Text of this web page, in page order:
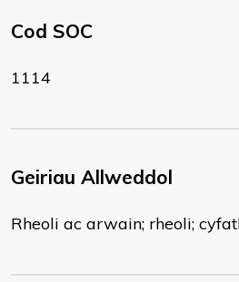
Cod SOC
1114
Geiriau Allweddol
Rheoli ac arwain; rheoli;